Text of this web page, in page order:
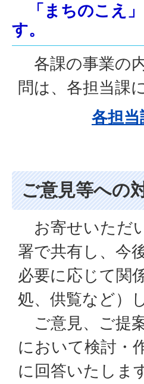
「まちのこえ
す。
各課の事業の
問は、各担当課
各担
ご意見等への
お寄せいただ
署で共有し、今
必要に応じて関
処、供覧など）
ご意見、ご提
において検討・
に回答いたしま